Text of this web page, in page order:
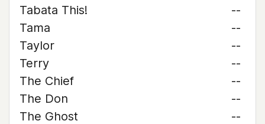
Tabata This!
--
Tama
--
Taylor
--
Terry
--
The Chief
--
The Don
--
The Ghost
--